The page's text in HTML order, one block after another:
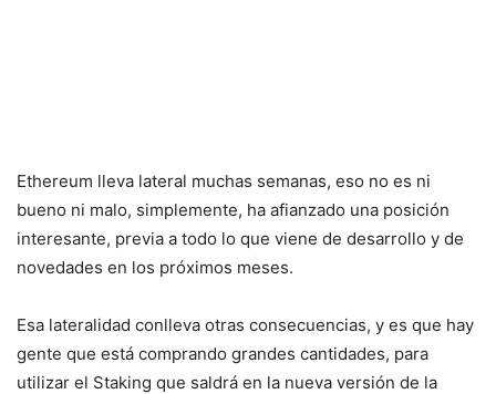
Ethereum lleva lateral muchas semanas, eso no es ni
bueno ni malo, simplemente, ha afianzado una posición
interesante, previa a todo lo que viene de desarrollo y de
novedades en los próximos meses.
Esa lateralidad conlleva otras consecuencias, y es que hay
gente que está comprando grandes cantidades, para
utilizar el Staking que saldrá en la nueva versión de la